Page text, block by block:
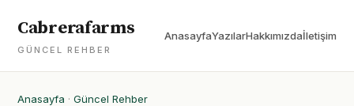
Cabrerafarms
GÜNCEL REHBER
AnasayfaYazılarHakkımızdaİletişim
Anasayfa · Güncel Rehber